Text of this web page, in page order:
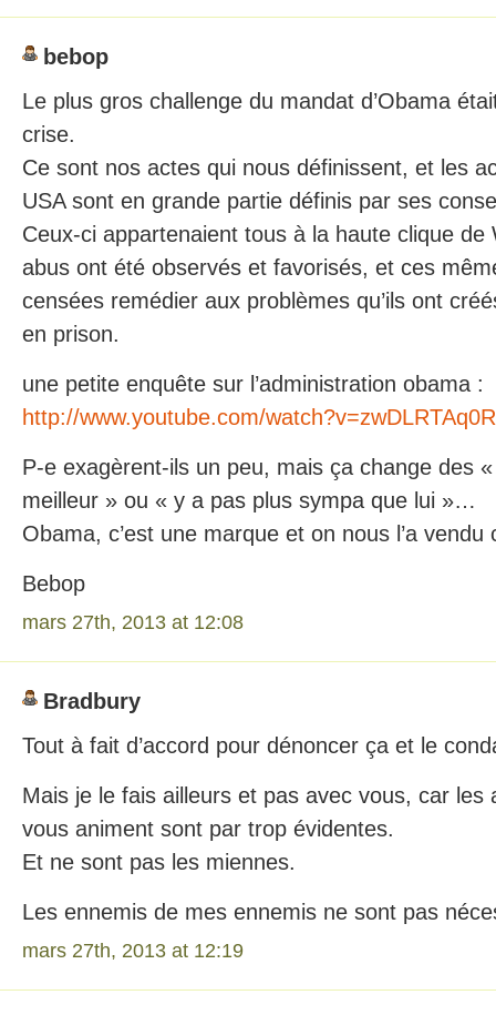
bebop
Le plus gros challenge du mandat d’Obama
crise.
Ce sont nos actes qui nous définissent, et les
USA sont en grande partie définis par ses
Ceux-ci appartenaient tous à la haute clique de
abus ont été observés et favorisés, et ces
censées remédier aux problèmes qu’ils ont
en prison.
une petite enquête sur l’administration obama :
http://www.youtube.com/
P-e exagèrent-ils un peu, mais ça change des
meilleur » ou « y a pas plus sympa que lui »…
Obama, c’est une marque et on nous l’a vendu
Bebop
mars 27th, 2013 at 12:08
Bradbury
Tout à fait d’accord pour dénoncer ça et le
Mais je le fais ailleurs et pas avec vous, car les
vous animent sont par trop évidentes.
Et ne sont pas les miennes.
Les ennemis de mes ennemis ne sont pas
mars 27th, 2013 at 12:19